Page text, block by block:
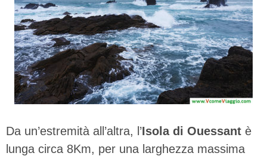
Da un’estremità all’altra, l’Isola di Ouessant è
lunga circa 8Km, per una larghezza massima